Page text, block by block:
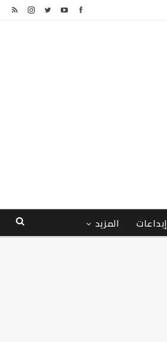
إبداعات المزيد